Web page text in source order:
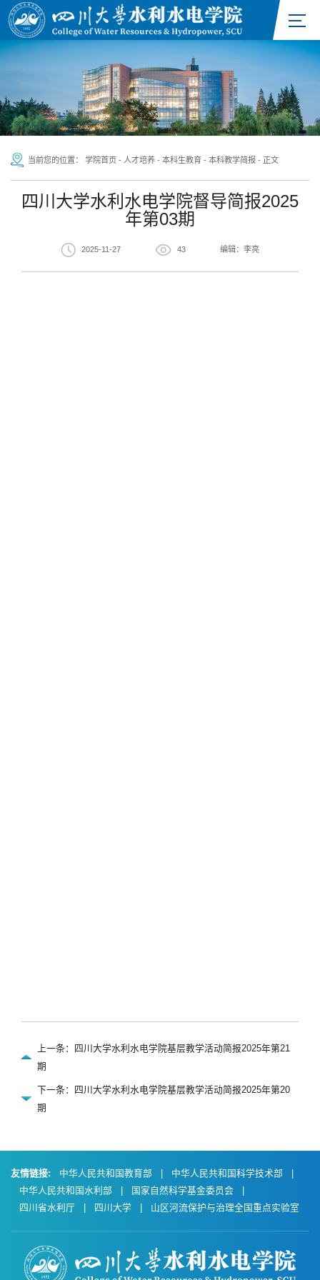
当前您的位置： 学院首页 - 人才培养 - 本科生教育 - 本科教学简报 - 正文
四川大学水利水电学院督导简报2025
年第03期
2025-11-27 43 编辑：李亮
上一条：四川大学水利水电学院基层教学活动简报2025年第21
期
下一条：四川大学水利水电学院基层教学活动简报2025年第20
期
友情链接: 中华人民共和国教育部 中华人民共和国科学技术部
中华人民共和国水利部
国家自然科学基金委员会
四川省水利厅
四川大学 山区河流保护与治理全国重点实验室